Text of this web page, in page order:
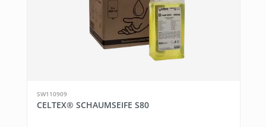
SW110909
CELTEX® SCHAUMSEIFE S80